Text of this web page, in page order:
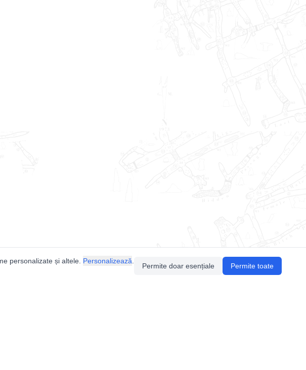
personalizate și altele. Personalizează
Permite doar esențiale Permite toate